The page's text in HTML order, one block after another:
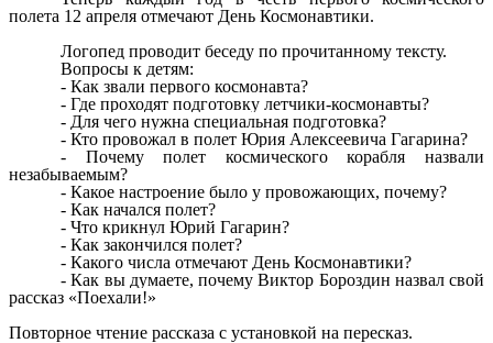
полета 12 апреля отмечают День Космонавтики.
Логопед проводит беседу по прочитанному тексту.
Вопросы к детям:
- Как звали первого космонавта?
- Где проходят подготовку летчики-космонавты?
- Для чего нужна специальная подготовка?
- Кто провожал в полет Юрия Алексеевича Гагарина?
- Почему полет космического корабля назвали
незабываемым?
- Какое настроение было у провожающих, почему?
- Как начался полет?
- Что крикнул Юрий Гагарин?
- Как закончился полет?
- Какого числа отмечают День Космонавтики?
- Как вы думаете, почему Виктор Бороздин назвал свой
рассказ «Поехали!»
Повторное чтение рассказа с установкой на пересказ.